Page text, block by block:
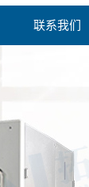
联系我们